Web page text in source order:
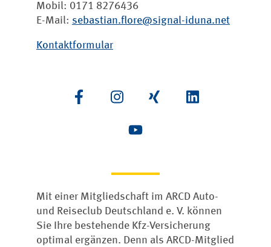
Mobil: 0171 8276436
E-Mail: sebastian.flore@signal-iduna.net
Kontaktformular
Mit einer Mitgliedschaft im ARCD Auto-
und Reiseclub Deutschland e. V. können
Sie Ihre bestehende Kfz-Versicherung
optimal ergänzen. Denn als ARCD-Mitglied